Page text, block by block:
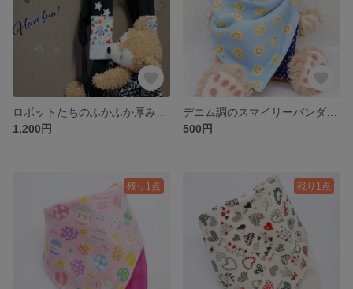
1,200円
500円
残り1点 残り1点